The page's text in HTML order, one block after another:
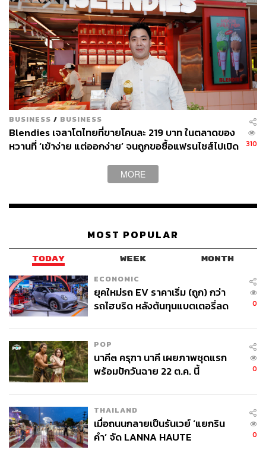
BUSINESS / BUSINESS
Blendies เจลาโตไทยที่ขายโคนละ 219 บาท ในตลาดของ
หวานที่ ‘เข้าง่าย แต่ออกง่าย’ จนถูกขอซื้อแฟรนไชส์ไปเปิด
310
MORE
MOST POPULAR
TODAY WEEK MONTH
ECONOMIC
ยุคใหม่รถ EV ราคาเริ่ม (ถูก) กว่า
รถไฮบริด หลังต้นทุนแบตเตอรี่ลด
0
POP
นาคี๓ ครุฑา นาคี เผยภาพชุดแรก
พร้อมปักวันฉาย 22 ต.ค. นี้
0
THAILAND
เมื่อถนนกลายเป็นรันเวย์ ‘แยกริน
คำ’ จัด LANNA HAUTE
0